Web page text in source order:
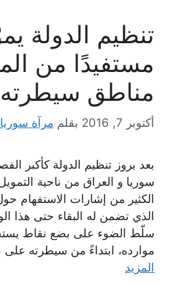
تنظيم الدولة
مستفيدًا من
مناطق سيطرته
أكتوبر 7, 2016 بقلم مرآة سوريا
بعد بروز تنظيم الدولة كأكبر
سوريا و العراق من ناحية
الكثير من إشارات الاستفهام
الذي تضمن له البقاء حتى هذا
سلّط الضوء على بضع نقاط
موارده، ابتداءً من سيطرته
المزيد